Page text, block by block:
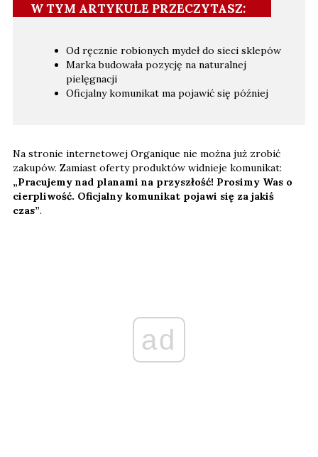
W TYM ARTYKULE PRZECZYTASZ:
Od ręcznie robionych mydeł do sieci sklepów
Marka budowała pozycję na naturalnej
pielęgnacji
Oficjalny komunikat ma pojawić się później
Na stronie internetowej Organique nie można już zrobić
zakupów. Zamiast oferty produktów widnieje komunikat:
„Pracujemy nad planami na przyszłość! Prosimy Was o
cierpliwość. Oficjalny komunikat pojawi się za jakiś
czas”.
ad